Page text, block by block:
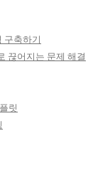
구축하기
끊어지는 문제 해결
릿